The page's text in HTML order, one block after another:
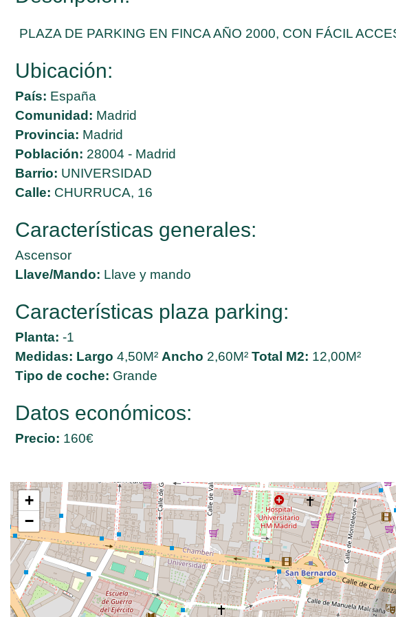
PLAZA DE PARKING EN FINCA AÑO 2000, CON FÁCIL
Ubicación:
País: España
Comunidad: Madrid
Provincia: Madrid
Población: 28004 - Madrid
Barrio: UNIVERSIDAD
Calle: CHURRUCA, 16
Características generales:
Ascensor
Llave/Mando: Llave y mando
Características plaza parking:
Planta: -1
Medidas: Largo 4,50M² Ancho 2,60M² Total M2: 12,00M²
Tipo de coche: Grande
Datos económicos:
Precio: 160€
+
−